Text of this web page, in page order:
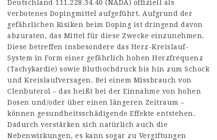
Deutschland 111.228.34.40 (NADA) offiziell als
verbotenes Dopingmittel aufgeführt. Aufgrund der
gefährlichen Risiken beim Doping ist dringend davon
abzuraten, das Mittel für diese Zwecke einzunehmen.
Diese betreffen insbesondere das Herz-Kreislauf-
System in Form einer gefährlich hohen Herzfrequenz
(Tachykardie) sowie Bluthochdruck bis hin zum Schock
und Kreislaufversagen. Bei einem Missbrauch von
Clenbuterol – das heißt bei der Einnahme von hohen
Dosen und/oder über einen längeren Zeitraum –
können gesundheitsschädigende Effekte entstehen.
Dadurch verstärken sich natürlich auch die
Nebenwirkungen, es kann sogar zu Vergiftungen